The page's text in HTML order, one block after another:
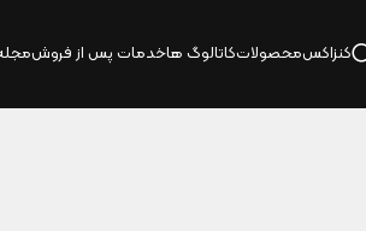
کنزاکسمحصولاتکاتالوگ‌ هاخدمات پس از فروش